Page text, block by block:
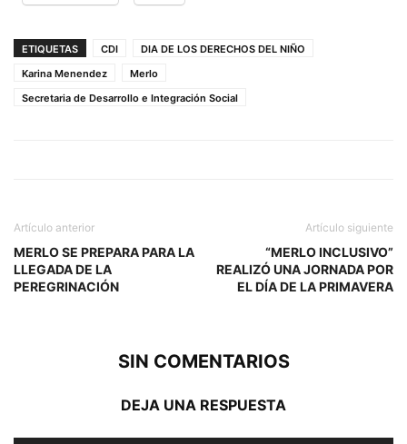
ETIQUETAS CDI
DIA DE LOS DERECHOS DEL NIÑO
Karina Menendez
Merlo
Secretaria de Desarrollo e Integración Social
Artículo anterior
MERLO SE PREPARA PARA LA
LLEGADA DE LA
PEREGRINACIÓN
Artículo siguiente
“MERLO INCLUSIVO”
REALIZÓ UNA JORNADA POR
EL DÍA DE LA PRIMAVERA
SIN COMENTARIOS
DEJA UNA RESPUESTA